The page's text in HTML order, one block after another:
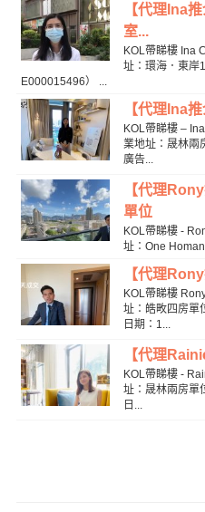
【代理Ina
室...
KOL帶睇樓 Ina
址：環海．東岸
E000015496） ...
【代理Ina
KOL帶睇樓 –
業地址：晟林兩
廣告...
【代理
單位
KOL帶睇樓 -
址：One
【代理
KOL帶睇樓
址：皓畋四房單
日期：1...
【代理
KOL帶睇樓 -
址：晟林兩房單
日...